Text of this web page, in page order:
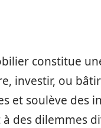
constitue
investir, ou
et soulève des
des dilemmes